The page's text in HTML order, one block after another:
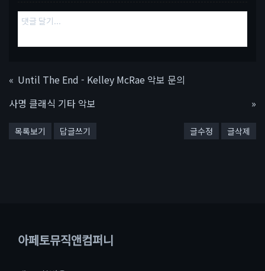
« Until The End - Kelley McRae 악보 문의
사명 클래식 기타 악보
»
목록보기 답글쓰기 글수정 글삭제
아페토뮤직앤컴퍼니